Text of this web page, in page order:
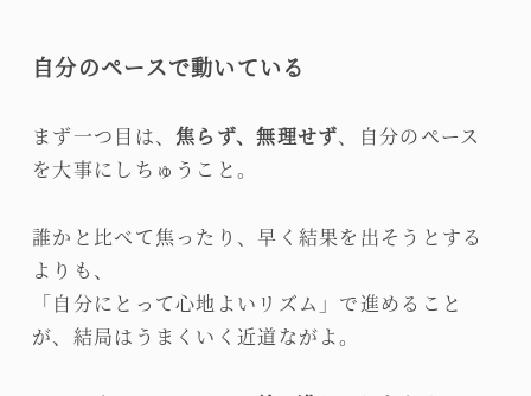
自分のペースで動いている
まず一つ目は、焦らず、無理せず、自分のペース
を大事にしちゅうこと。
誰かと比べて焦ったり、早く結果を出そうとする
よりも、
「自分にとって心地よいリズム」で進めること
が、結局はうまくいく近道ながよ。